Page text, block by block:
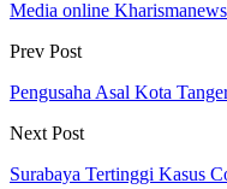
Media online
Prev Post
Pengusaha Asal Kota
Next Post
Surabaya Tertinggi Kasus